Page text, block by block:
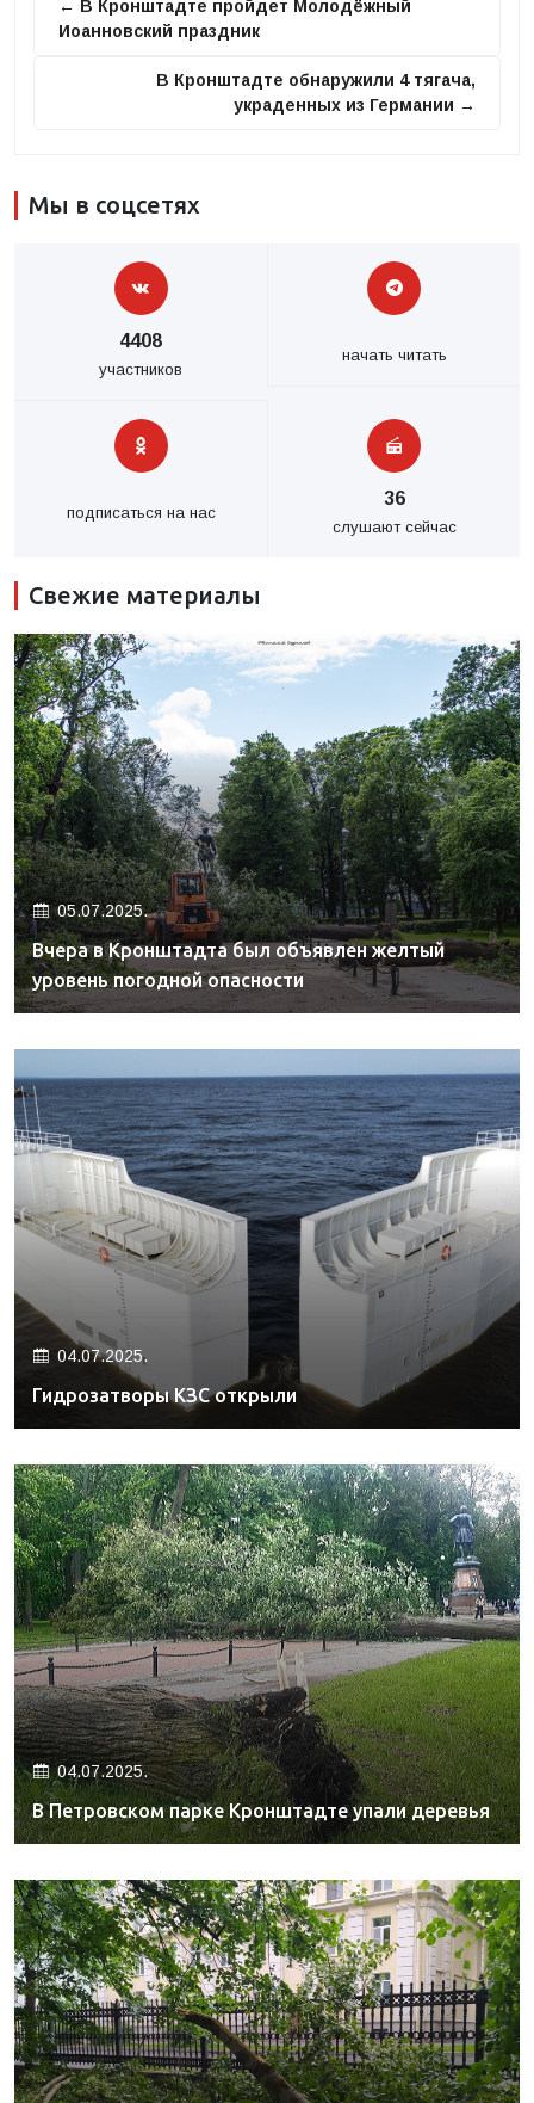
← В Кронштадте пройдет Молодёжный
Иоанновский праздник
В Кронштадте обнаружили 4 тягача,
украденных из Германии →
Мы в соцсетях
4408
участников
начать читать
подписаться на нас
36
слушают сейчас
Свежие материалы
05.07.2025.
Вчера в Кронштадта был объявлен желтый
уровень погодной опасности
04.07.2025.
Гидрозатворы КЗС открыли
04.07.2025.
В Петровском парке Кронштадте упали деревья